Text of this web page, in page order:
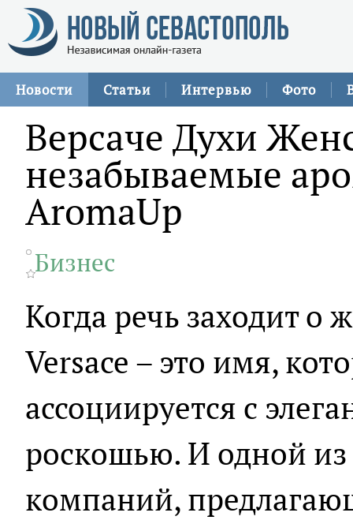
Новости Статьи Интервью Фото
Версаче Духи
незабываемые
AromaUp
Бизнес
Когда речь заходит
Versace – это имя,
ассоциируется с
роскошью. И одной
компаний,